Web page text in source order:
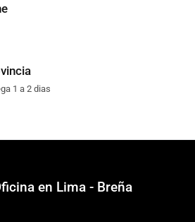
1 a 2 dias
en Lima - Breña